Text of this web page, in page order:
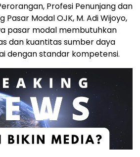
Profesi Penunjang dan
Pasar Modal OJK, M. Adi Wijoyo,
pasar modal membutuhkan
dan kuantitas sumber daya
dengan standar kompetensi.